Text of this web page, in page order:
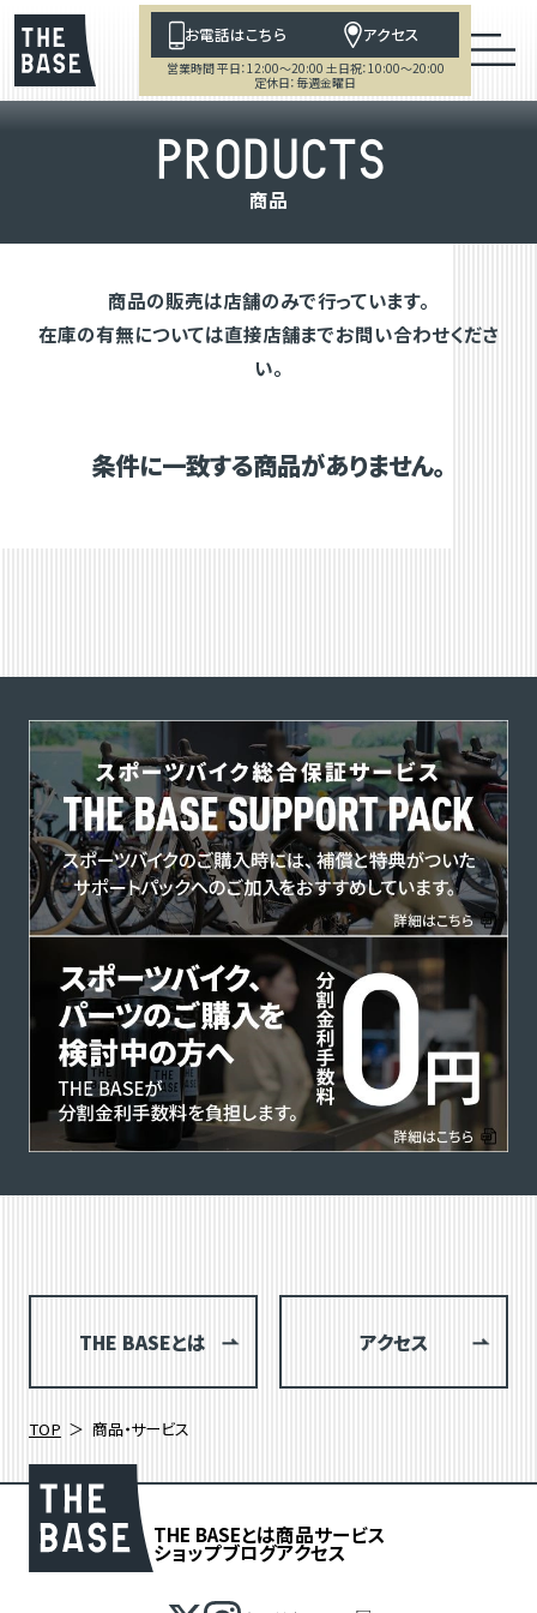
お電話はこちら アクセス
営業時間 平日：12:00～20:00 土日祝：10:00～20:00
定休日：毎週金曜日
PRODUCTS
商品
商品の販売は店舗のみで行っています。
在庫の有無については直接店舗までお問い合わせくださ
い。
条件に一致する商品がありません。
THE BASEとは アクセス
TOP 商品・サービス
THE BASEとは商品サービス
ショップブログアクセス